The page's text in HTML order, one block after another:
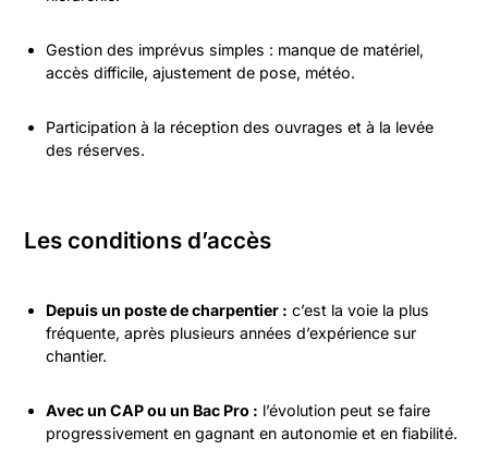
Gestion des imprévus simples : manque de matériel,
accès difficile, ajustement de pose, météo.
Participation à la réception des ouvrages et à la levée
des réserves.
Les conditions d’accès
Depuis un poste de charpentier : c’est la voie la plus
fréquente, après plusieurs années d’expérience sur
chantier.
Avec un CAP ou un Bac Pro : l’évolution peut se faire
progressivement en gagnant en autonomie et en fiabilité.